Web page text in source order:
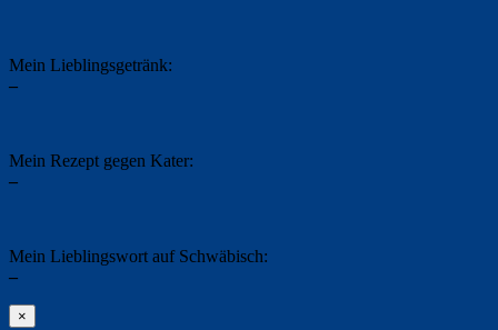
Mein Lieblingsgetränk:
–
Mein Rezept gegen Kater:
–
Mein Lieblingswort auf Schwäbisch:
–
×